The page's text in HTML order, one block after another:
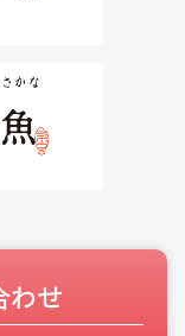
わせ